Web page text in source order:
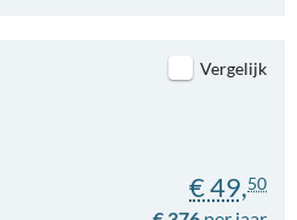
Vergelijk
€ 49,50